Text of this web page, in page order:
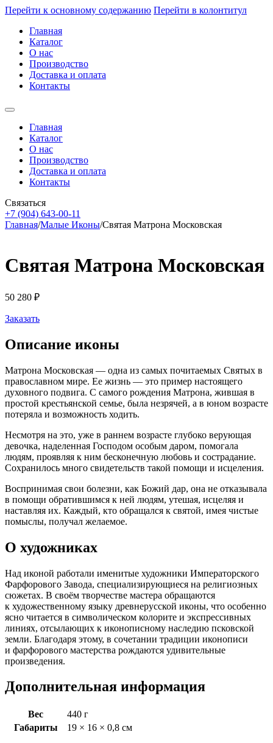
Перейти к основному содержанию Перейти в колонтитул
Главная
Каталог
О нас
Производство
Доставка и оплата
Контакты
Главная
Каталог
О нас
Производство
Доставка и оплата
Контакты
Связаться
+7 (904) 643-00-11
Главная/Малые Иконы/Святая Матрона Московская
Святая Матрона Московская
50 280 ₽
Заказать
Описание иконы
Матрона Московская — одна из самых почитаемых Святых в
православном мире. Ее жизнь — это пример настоящего
духовного подвига. С самого рождения Матрона, жившая в
простой крестьянской семье, была незрячей, а в юном возрасте
потеряла и возможность ходить.
Несмотря на это, уже в раннем возрасте глубоко верующая
девочка, наделенная Господом особым даром, помогала
людям, проявляя к ним бесконечную любовь и сострадание.
Сохранилось много свидетельств такой помощи и исцеления.
Воспринимая свои болезни, как Божий дар, она не отказывала
в помощи обратившимся к ней людям, утешая, исцеляя и
наставляя их. Каждый, кто обращался к святой, имея чистые
помыслы, получал желаемое.
О художниках
Над иконой работали именитые художники Императорского
Фарфорового Завода, специализирующиеся на религиозных
сюжетах. В своём творчестве мастера обращаются
к художественному языку древнерусской иконы, что особенно
ясно читается в символическом колорите и экспрессивных
линиях, отсылающих к иконописному наследию псковской
земли. Благодаря этому, в сочетании традиции иконописи
и фарфорового мастерства рождаются удивительные
произведения.
Дополнительная информация
Вес
440 г
Габариты
19 × 16 × 0,8 см